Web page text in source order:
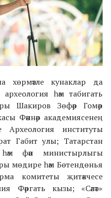
хөрмәтле кунаклар да
археология һәм табигать
Шакиров Зөфәр Гомәр
Фәннәр академиясенең
Археология институты
Габит улы; Татарстан
фән министырлыгы
мөдире һәм Бөтендөнья
комитеты җитәкчесе
Фәргать кызы; «Сәләт»